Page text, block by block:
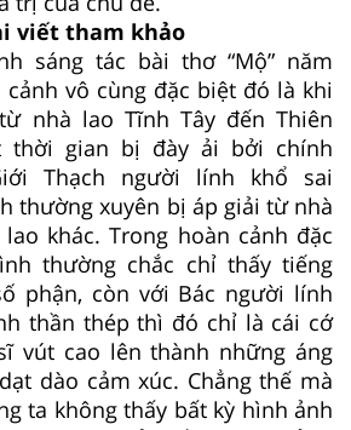
viết tham khảo
sáng tác bài thơ “Mộ” năm
cảnh vô cùng đặc biệt đó là khi
nhà lao Tĩnh Tây đến Thiên
thời gian bị đày ải bởi chính
Thạch người lính khổ sai
thường xuyên bị áp giải từ nhà
khác. Trong hoàn cảnh đặc
thường chắc chỉ thấy tiếng
phận, còn với Bác người lính
thần thép thì đó chỉ là cái cớ
vút cao lên thành những áng
dào cảm xúc. Chẳng thế mà
ta không thấy bất kỳ hình ảnh